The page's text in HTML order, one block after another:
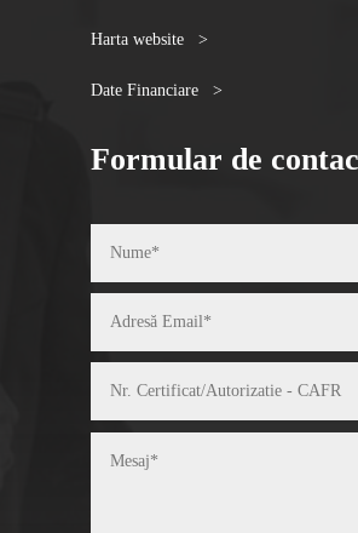
Harta website >
Date Financiare >
Formular de